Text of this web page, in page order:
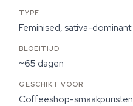
Feminised, sativa-dominant
~65 dagen
Coffeeshop-smaakpuristen